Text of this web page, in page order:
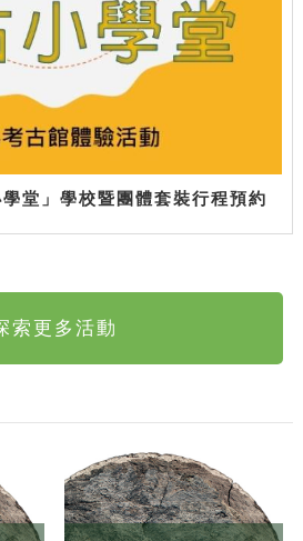
堂」學校暨團體套裝行程預約
索更多活動